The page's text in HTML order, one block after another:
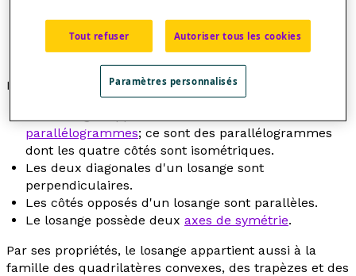
Propriétés
parallélogrammes; ce sont des parallélogrammes
dont les quatre côtés sont isométriques.
Les deux diagonales d'un losange sont
perpendiculaires.
Les côtés opposés d'un losange sont parallèles.
Le losange possède deux axes de symétrie.
Par ses propriétés, le losange appartient aussi à la
famille des quadrilatères convexes, des trapèzes et des
Tout refuser Autoriser tous les cookies
Paramètres personnalisés